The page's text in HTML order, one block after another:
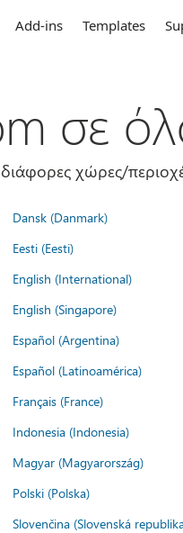
Add-ins Templates
σε
διάφορες χώρες/
Dansk (Danmark)
Eesti (Eesti)
English (International)
English (Singapore)
Español (Argentina)
Español (Latinoamérica)
Français (France)
Indonesia (Indonesia)
Magyar (Magyarország)
Polski (Polska)
Slovenčina (Slovenská